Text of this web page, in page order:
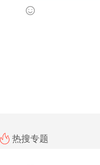
热搜专题